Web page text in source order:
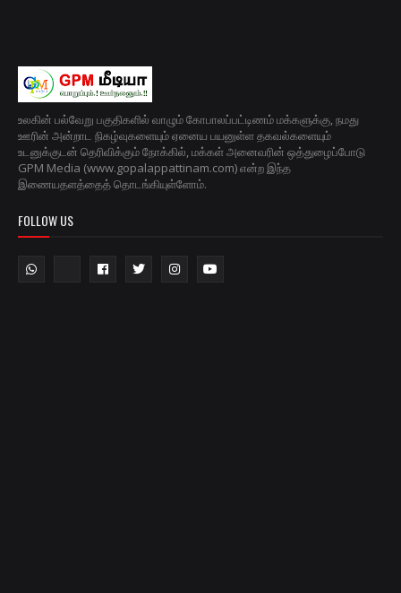
உலகின் பல்வேறு பகுதிகளில் வாழும் கோபாலப்பட்டிணம் மக்களுக்கு, நமது
ஊரின் அன்றாட நிகழ்வுகளையும் ஏனைய பயனுள்ள தகவல்களையும்
உடனுக்குடன் தெரிவிக்கும் நோக்கில், மக்கள் அனைவரின் ஒத்துழைப்போடு
GPM Media (www.gopalappattinam.com) என்ற இந்த
இணையதளத்தைத் தொடங்கியுள்ளோம்.
FOLLOW US